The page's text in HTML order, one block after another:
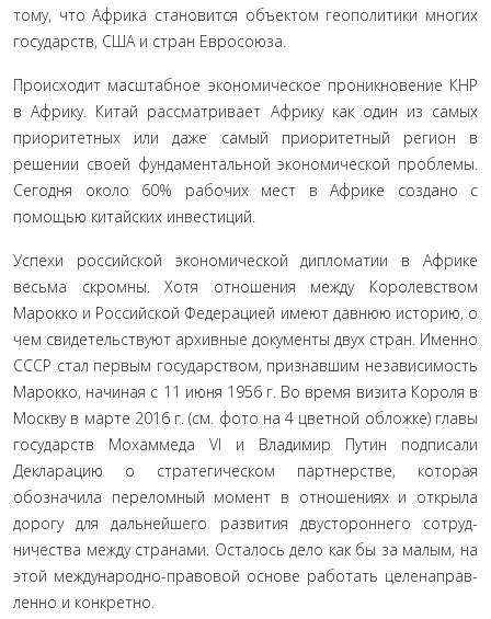
тому, что Африка становится объектом геополитики многих
государств, США и стран Евросоюза.
Происходит масштабное экономическое проникно­вение КНР
в Африку. Китай рассматривает Африку как один из самых
приоритетных или даже самый приори­тетный регион в
решении своей фундаментальной эконо­мической проблемы.
Сегодня около 60% рабочих мест в Африке создано с
помощью китайских инвестиций.
Успехи российской экономической дипломатии в Аф­рике
весьма скромны. Хотя отношения между Королевством
Марокко и Российской Федерацией имеют давнюю исто­рию, о
чем свидетельствуют архивные документы двух стран. Именно
СССР стал первым государством, признавшим неза­висимость
Марокко, начиная с 11 июня 1956 г. Во время ви­зита Короля в
Москву в марте 2016 г. (см. фото на 4 цветной обложке) главы
государств Мохаммеда VI и Владимир Путин подписали
Декларацию о стратегическом партнерстве, кото­рая
обозначила переломный момент в отношениях и откры­ла
дорогу для дальнейшего развития двустороннего сотруд­
ничества между странами. Осталось дело как бы за малым, на
этой международно-правовой основе работать целенаправ­
ленно и конкретно.